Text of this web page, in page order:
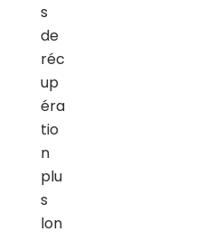
s
de
réc
up
éra
tio
n
plu
s
lon